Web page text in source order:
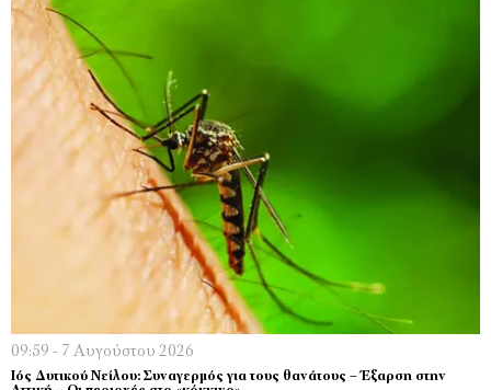
09:59 - 7 Αυγούστου 2026
Ιός Δυτικού Νείλου: Συναγερμός για τους θανάτους – Έξαρση στην